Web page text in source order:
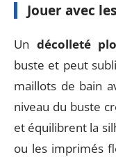
Jouer avec
Un décolleté
buste et peut
maillots de bain
niveau du buste
et équilibrent la
ou les imprimés